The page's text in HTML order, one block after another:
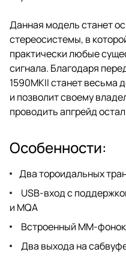
Данная модель станет
стереосистемы, в
практически любые
сигнала. Благодаря
1590MKII станет весьма
и позволит своему
проводить апгрейд
Особенности:
Два тороидальных
USB-вход с
и MQA
Встроенный MM-
Два выхода на